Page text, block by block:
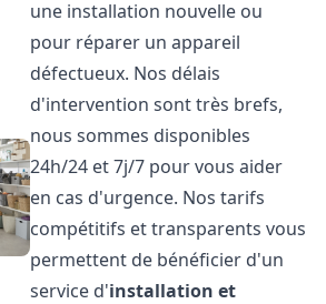
une installation nouvelle ou
pour réparer un appareil
défectueux. Nos délais
d'intervention sont très brefs,
nous sommes disponibles
24h/24 et 7j/7 pour vous aider
en cas d'urgence. Nos tarifs
compétitifs et transparents vous
permettent de bénéficier d'un
service d'installation et